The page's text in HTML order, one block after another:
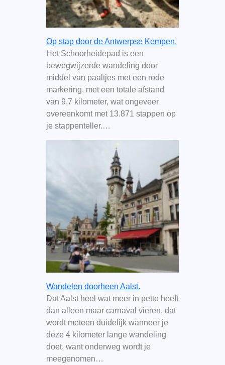
Op stap door de Antwerpse Kempen.
Het Schoorheidepad is een
bewegwijzerde wandeling door
middel van paaltjes met een rode
markering, met een totale afstand
van 9,7 kilometer, wat ongeveer
overeenkomt met 13.871 stappen op
je stappenteller.…
Wandelen doorheen Aalst.
Dat Aalst heel wat meer in petto heeft
dan alleen maar carnaval vieren, dat
wordt meteen duidelijk wanneer je
deze 4 kilometer lange wandeling
doet, want onderweg wordt je
meegenomen…